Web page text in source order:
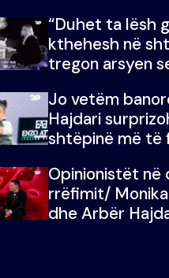
“Duhet ta lësh
kthehesh në
tregon arsyen
Doja ta çoja
në fund
Jo vetëm
Hajdari
shtëpinë më të
me vajzën e tij
Opinionistët në
rrëfimit/
dhe Arbër